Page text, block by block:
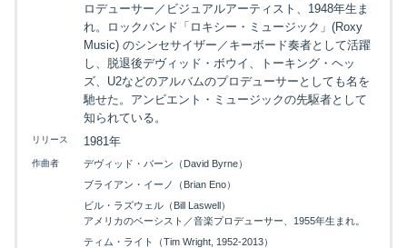
ロデューサー／ビジュアルアーティスト、1948年生ま
れ。ロックバンド「ロキシー・ミュージック」(Roxy
Music) のシンセサイザー／キーボード奏者として活躍
し、脱退後デヴィッド・ボウイ、トーキング・ヘッ
ズ、U2などのアルバムのプロデューサーとしても名を
馳せた。アンビエント・ミュージックの先駆者として
知られている。
リリース 1981年
作曲者
デヴィッド・バーン（David Byrne）
ブライアン・イーノ（Brian Eno）
ビル・ラズウェル（Bill Laswell）
アメリカのベーシスト／音楽プロデューサー、1955年生まれ。
ティム・ライト（Tim Wright, 1952-2013）